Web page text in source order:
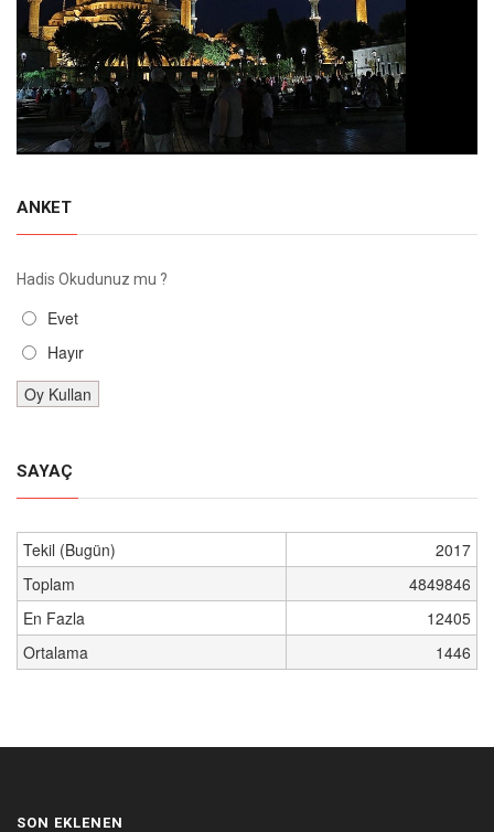
ANKET
Hadis Okudunuz mu ?
Evet
Hayır
SAYAÇ
Tekil (Bugün)
2017
Toplam
4849846
En Fazla
12405
Ortalama
1446
SON EKLENEN